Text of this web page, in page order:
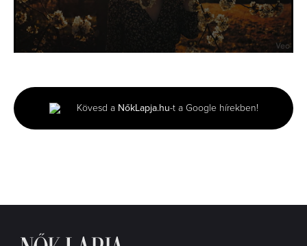
seconds
Kövesd a NőkLapja.hu-t a Google hírekben!